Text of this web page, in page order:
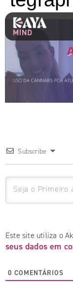
Subscribe
Este site utiliza o
seus dados em
0 COMENTÁRIOS